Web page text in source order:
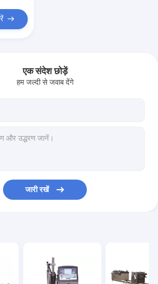
एक संदेश छोड़ें
हम जल्दी से जवाब देंगे
जारी रखें